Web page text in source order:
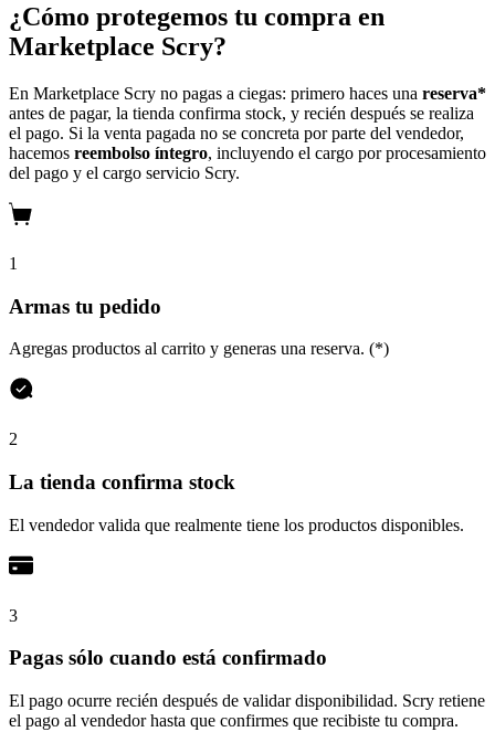
¿Cómo protegemos tu compra en
Marketplace Scry?
En Marketplace Scry no pagas a ciegas: primero haces una reserva*
antes de pagar, la tienda confirma stock, y recién después se realiza
el pago. Si la venta pagada no se concreta por parte del vendedor,
hacemos reembolso íntegro, incluyendo el cargo por procesamiento
del pago y el cargo servicio Scry.
1
Armas tu pedido
Agregas productos al carrito y generas una reserva. (*)
2
La tienda confirma stock
El vendedor valida que realmente tiene los productos disponibles.
3
Pagas sólo cuando está confirmado
El pago ocurre recién después de validar disponibilidad. Scry retiene
el pago al vendedor hasta que confirmes que recibiste tu compra.